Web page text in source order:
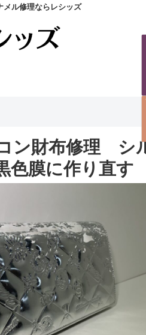
メル修理ならレシッズ
ン財布修理 シ
色膜に作り直す